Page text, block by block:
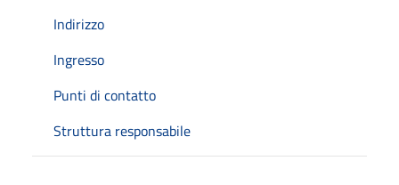
Indirizzo
Ingresso
Punti di contatto
Struttura responsabile